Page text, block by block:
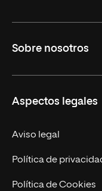
Maestrías
Educación
Sobre nosotros
Trabaja en UNIR
Actualidad
Contacto
Aspectos legales
Aviso legal
Política de
Política de Cookies